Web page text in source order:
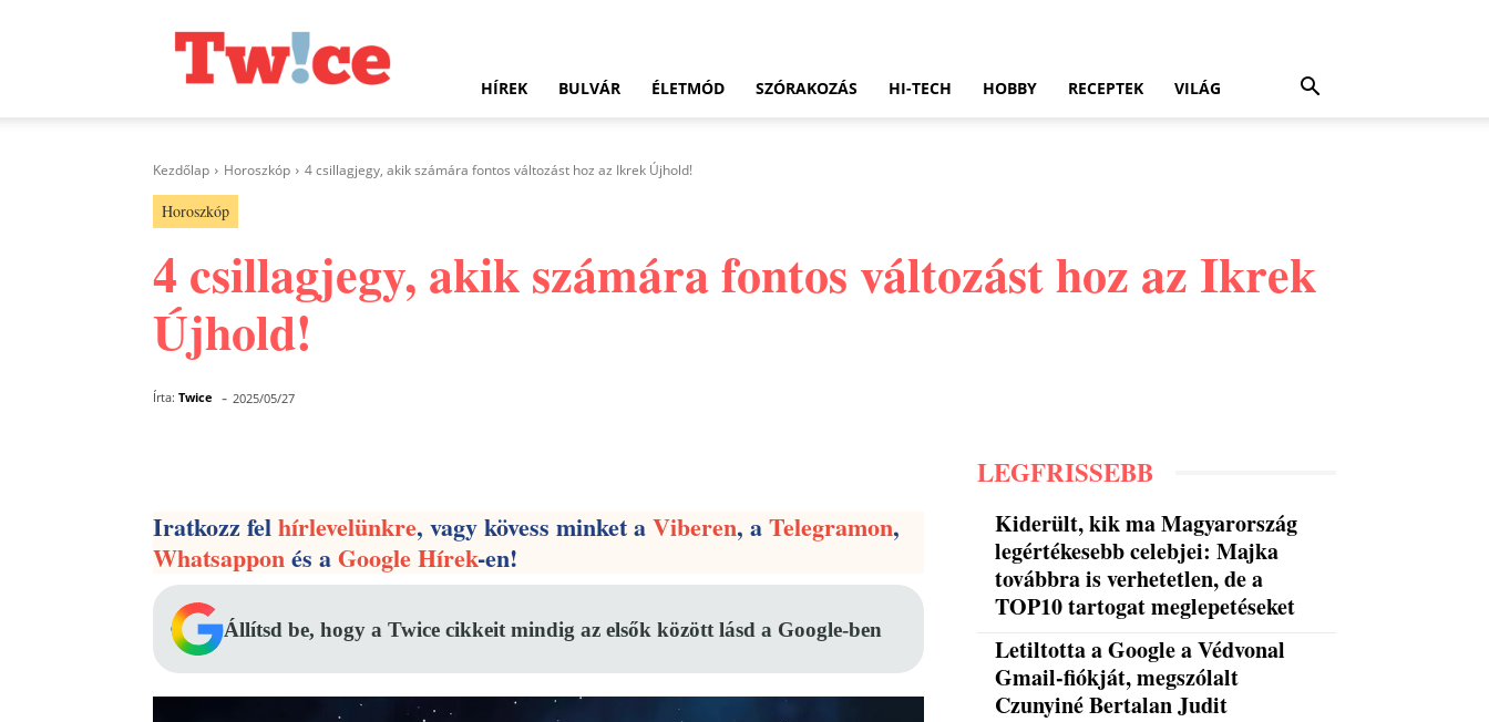
HÍREK BULVÁR ÉLETMÓD SZÓRAKOZÁS HI-TECH HOBBY RECEPTEK VILÁG
Kezdőlap Horoszkóp 4 csillagjegy, akik számára fontos változást hoz az Ikrek Újhold!
Horoszkóp
4 csillagjegy, akik számára fontos változást hoz az Ikrek
Újhold!
Írta: Twice - 2025/05/27
Iratkozz felhírlevelünkre, vagy kövess minket aViberen, aTelegramon,
Whatsapponés aGoogle Hírek-en!
Állítsd be, hogy a Twice cikkeit mindig az elsők között lásd a Google-ben
LEGFRISSEBB
Kiderült, kik ma Magyarország
legértékesebb celebjei: Majka
továbbra is verhetetlen, de a
TOP10 tartogat meglepetéseket
Letiltotta a Google a Védvonal
Gmail-fiókját, megszólalt
Czunyiné Bertalan Judit